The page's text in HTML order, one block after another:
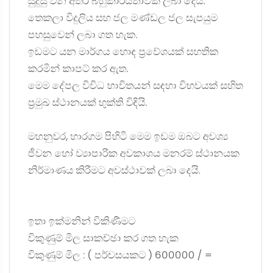
තෙකලා විදුලිය සහ ජල මණ්ඩල ජල සැපයුම
පහසුවෙන් ලබා ගත හැක.
ඉඩමට යන මාර්ගය හොඳ ප්‍රවේශයක් සහතික
කරමින් කාපට් කර ඇත.
මෙම දේපල විවිධ භාවිතයන් සඳහා විභවයක් සහිත
ප්‍රමුඛ ස්ථානයක් භුක්ති විඳියි.
මහනුවර, හාරගම පිහිටි මෙම ඉඩම ඔබට අවශ්‍ය
ජීවන හෝ ව්‍යාපාරික අවකාශය මනරම් ස්ථානයක
නිර්මාණය කිරීමට අවස්ථාවක් ලබා දෙයි.
ඉතා ඉක්මනින් විකිණීමට
විකුණුම් මිල සාකච්ඡා කර ගත හැක
විකුණුම් මිල : ( පර්චසයකට ) 600000 / =